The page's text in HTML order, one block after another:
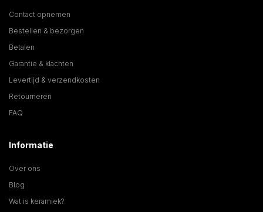
Contact opnemen
Bestellen & bezorgen
Betalen
Garantie & klachten
Levertijd & verzendkosten
Retourneren
FAQ
Informatie
Over ons
Blog
Wat is keramiek?